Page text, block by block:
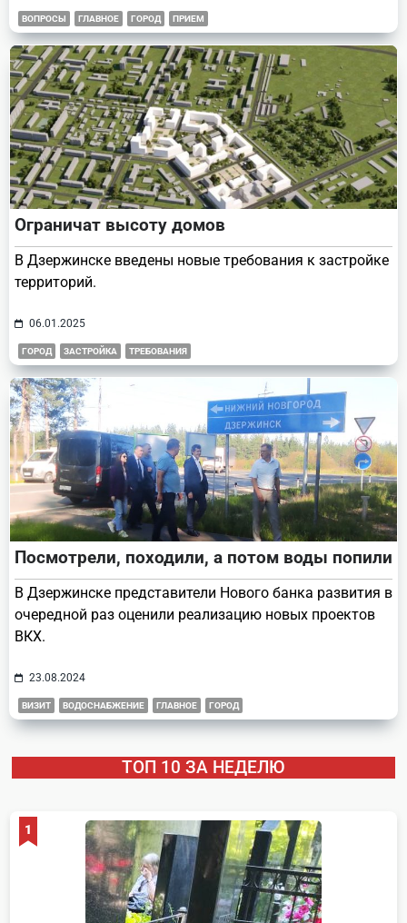
ВОПРОСЫ ГЛАВНОЕ ГОРОД ПРИЕМ
Ограничат высоту домов
В Дзержинске введены новые требования к застройке
территорий.
06.01.2025
ГОРОД ЗАСТРОЙКА ТРЕБОВАНИЯ
Посмотрели, походили, а потом воды попили
В Дзержинске представители Нового банка развития в
очередной раз оценили реализацию новых проектов
ВКХ.
23.08.2024
ВИЗИТ ВОДОСНАБЖЕНИЕ ГЛАВНОЕ ГОРОД
ТОП 10 ЗА НЕДЕЛЮ